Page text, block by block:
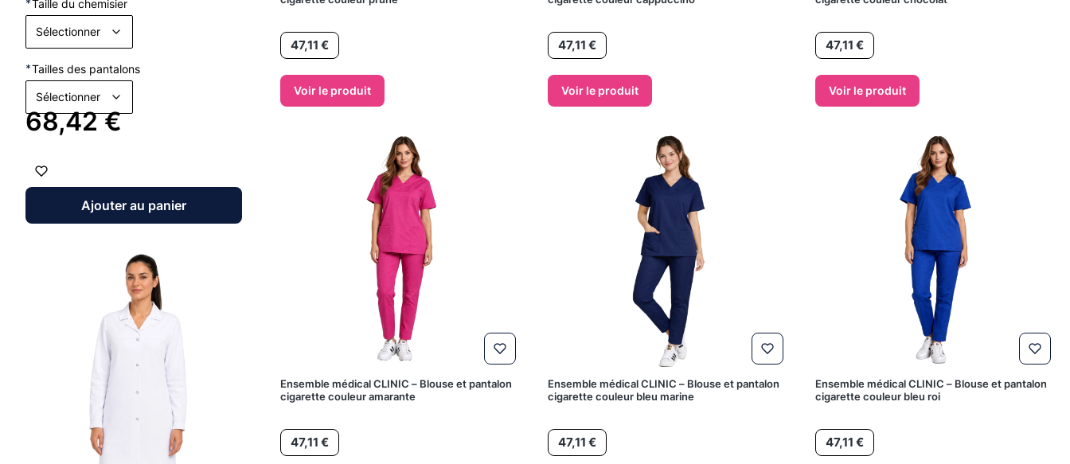
Taille du chemisier
Sélectionner
*Tailles des pantalons
Sélectionner
Prix
68,42 €
Ajouter au panier
Prix47,11 €
Voir le produit
Prix47,11 €
Voir le produit
Prix47,11 €
Voir le produit
Ensemble médical CLINIC – Blouse et pantalon
cigarette couleur amarante
Prix47,11 €
Ensemble médical CLINIC – Blouse et pantalon
cigarette couleur bleu marine
Prix47,11 €
Ensemble médical CLINIC – Blouse et pantalon
cigarette couleur bleu roi
Prix47,11 €